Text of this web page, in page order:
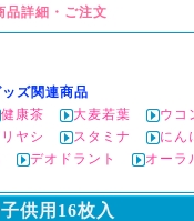
品詳細・ご注文
ズ関連商品
健康茶 大麦若葉
ウコ
ヤシ スタミナ
にん
デオドラント オーラ
供用16枚入